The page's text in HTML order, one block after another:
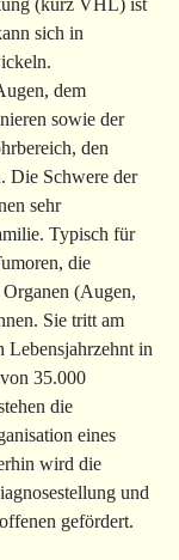
(kurz VHL) ist
sich in
dem
sowie der
den
Die Schwere der
sehr
Typisch für
die
(Augen,
Sie tritt am
Lebensjahrzehnt in
35.000
die
eines
wird die
und
gefördert.